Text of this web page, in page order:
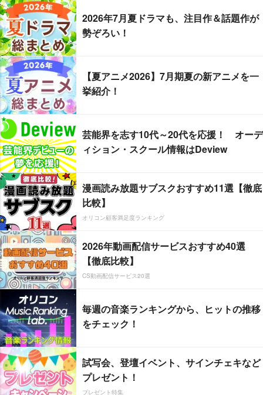
2026年7月夏ドラマも、注目作＆話題作が
勢ぞろい！
【夏アニメ2026】7月期夏の新アニメを一
挙紹介！
芸能界を志す10代～20代を応援！ オーデ
ィション・スクール情報はDeview
漫画読み放題サブスクおすすめ11選【徹底
比較】
オリコン顧客満足度ランキング
2026年動画配信サービスおすすめ40選
【徹底比較】
CS動画配信サービス20選
毎週の音楽ランキングから、ヒットの推移
をチェック！
試写会、登壇イベント、サインチェキなど
プレゼント！
プレゼント特集